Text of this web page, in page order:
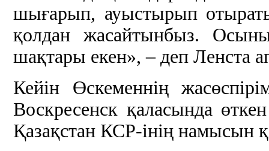
шығарып, ауыстырып
қолдан жасайтынбыз.
шақтары екен», – деп Ленста
Кейін Өскеменнің
Воскресенск қаласында
Қазақстан КСР-інің намысын